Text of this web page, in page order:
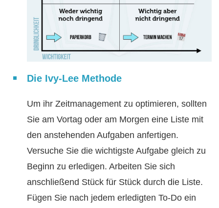
Die Ivy-Lee Methode
Um ihr Zeitmanagement zu optimieren, sollten
Sie am Vortag oder am Morgen eine Liste mit
den anstehenden Aufgaben anfertigen.
Versuche Sie die wichtigste Aufgabe gleich zu
Beginn zu erledigen. Arbeiten Sie sich
anschließend Stück für Stück durch die Liste.
Fügen Sie nach jedem erledigten To-Do ein